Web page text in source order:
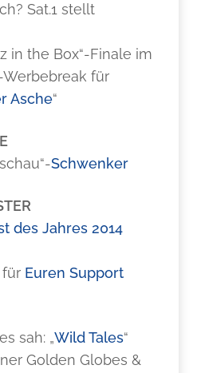
Sat.1 stellt
in the Box“-Finale im
Werbebreak für
Asche“
Schwenker
des Jahres 2014
für Euren Support
sah: „Wild Tales“
Golden Globes &